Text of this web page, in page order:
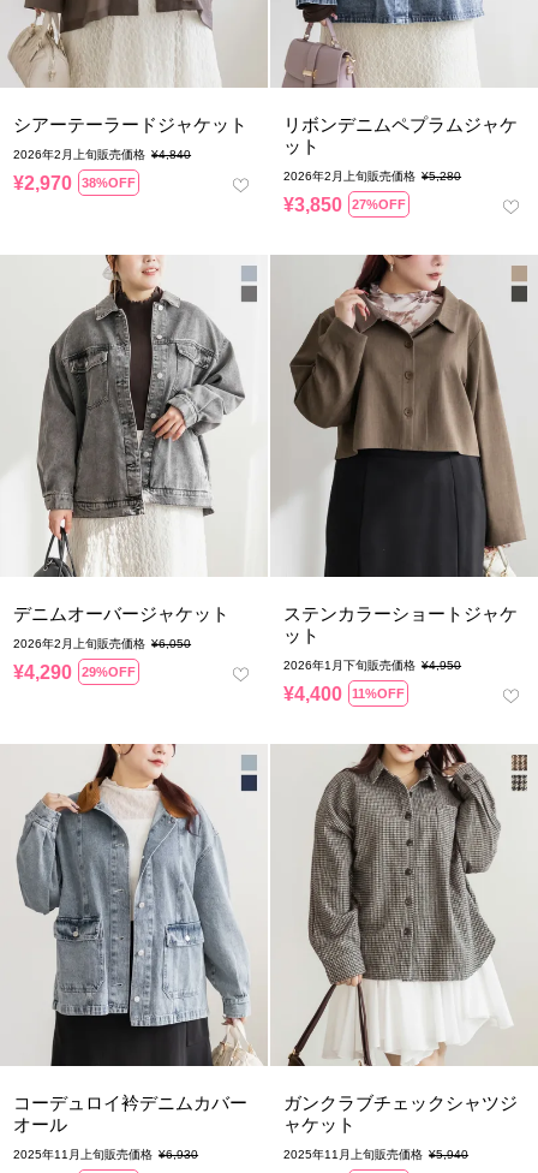
シアーテーラードジャケット
2026年2月上旬販売価格 ¥4,840
¥2,970 38%OFF
リボンデニムペプラムジャケ
ット
2026年2月上旬販売価格 ¥5,280
¥3,850 27%OFF
デニムオーバージャケット
2026年2月上旬販売価格 ¥6,050
¥4,290 29%OFF
ステンカラーショートジャケ
ット
2026年1月下旬販売価格 ¥4,950
¥4,400 11%OFF
コーデュロイ衿デニムカバー
オール
2025年11月上旬販売価格 ¥6,930
ガンクラブチェックシャツジ
ャケット
2025年11月上旬販売価格 ¥5,940